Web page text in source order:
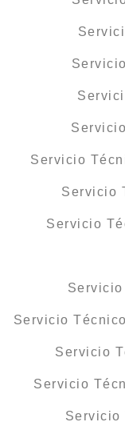
Servicio
Servicio
Servicio
Servicio
Servicio
Servicio